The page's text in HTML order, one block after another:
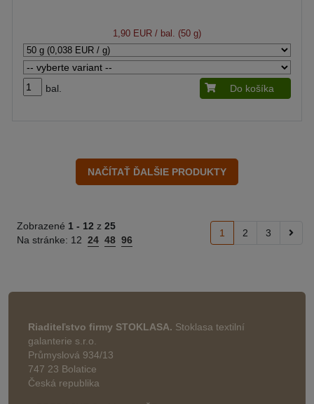
1,90 EUR / bal. (50 g)
bal. Do košíka
Zobrazené 1 - 12 z 25
Na stránke: 12 24 48 96
1 2 3
Riaditeľstvo firmy STOKLASA. Stoklasa textilní
galanterie s.r.o.
Průmyslová 934/13
747 23 Bolatice
Česká republika